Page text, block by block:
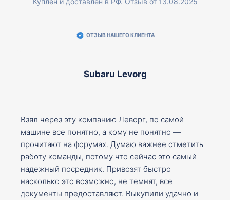
ОТЗЫВ НАШЕГО КЛИЕНТА
Subaru Levorg
Взял через эту компанию Леворг, по самой
машине все понятно, а кому не понятно —
прочитают на форумах. Думаю важнее отметить
работу команды, потому что сейчас это самый
надежный посредник. Привозят быстро
насколько это возможно, не темнят, все
документы предоставляют. Выкупили удачно и